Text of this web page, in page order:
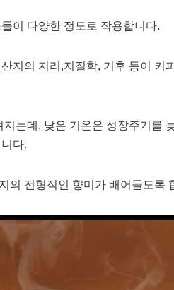
이 다양한 정도로 작용합니다.
지의 지리,지질학, 기후 등이
는데, 낮은 기온은 성장주기를
다.
의 전형적인 향미가 배어들도록